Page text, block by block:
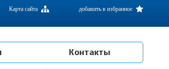
добавить в избранное
Карта сайта
Контакты